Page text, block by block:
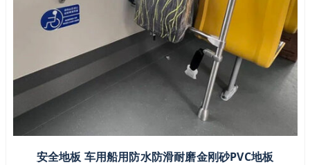
安全地板 车用船用防水防滑耐磨金刚砂PVC地板